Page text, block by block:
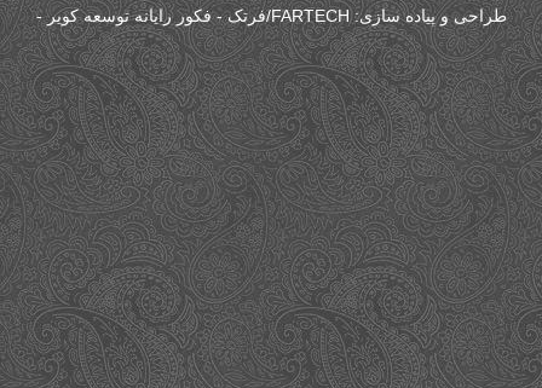
طراحی و پیاده سازی:FARTECH/فرتک - فکور رایانه توسعه کویر -